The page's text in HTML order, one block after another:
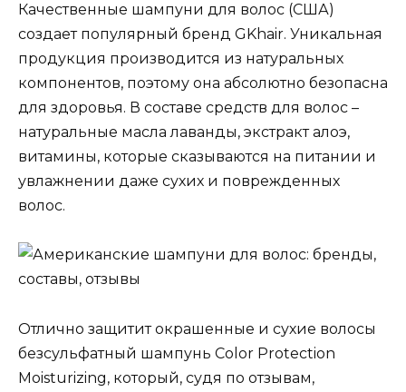
Качественные шампуни для волос (США)
создает популярный бренд GKhair. Уникальная
продукция производится из натуральных
компонентов, поэтому она абсолютно безопасна
для здоровья. В составе средств для волос –
натуральные масла лаванды, экстракт алоэ,
витамины, которые сказываются на питании и
увлажнении даже сухих и поврежденных
волос.
Отлично защитит окрашенные и сухие волосы
безсульфатный шампунь Color Protection
Moisturizing, который, судя по отзывам,